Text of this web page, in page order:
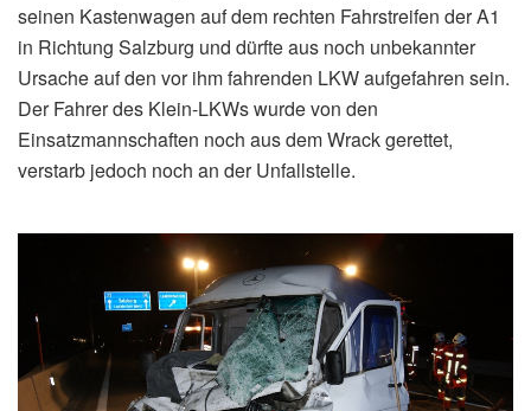
seinen Kastenwagen auf dem rechten Fahrstreifen der A1
in Richtung Salzburg und dürfte aus noch unbekannter
Ursache auf den vor ihm fahrenden LKW aufgefahren sein.
Der Fahrer des Klein-LKWs wurde von den
Einsatzmannschaften noch aus dem Wrack gerettet,
verstarb jedoch noch an der Unfallstelle.